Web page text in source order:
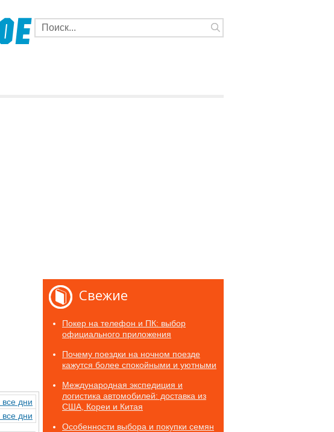
все дни
все дни
Свежие
Покер на телефон и ПК: выбор
официального приложения
Почему поездки на ночном поезде
кажутся более спокойными и уютными
Международная экспедиция и
логистика автомобилей: доставка из
США, Кореи и Китая
Особенности выбора и покупки семян